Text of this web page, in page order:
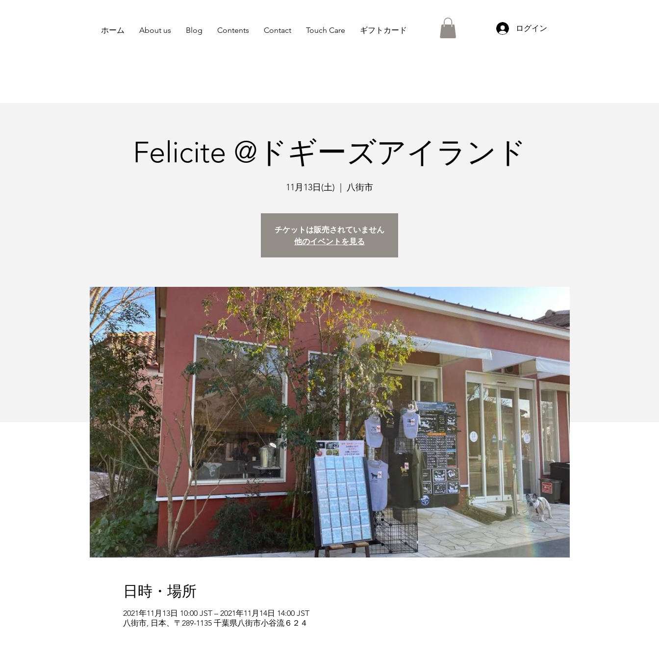
ホーム About us Blog Contents Contact Touch Care ギフトカード ログイン
Felicite @ドギーズアイランド
11月13日(土) 八街市
チケットは販売されていません
他のイベントを見る
日時・場所
2021年11月13日 10:00 JST – 2021年11月14日 14:00 JST
八街市, 日本、〒289-1135 千葉県八街市小谷流６２４